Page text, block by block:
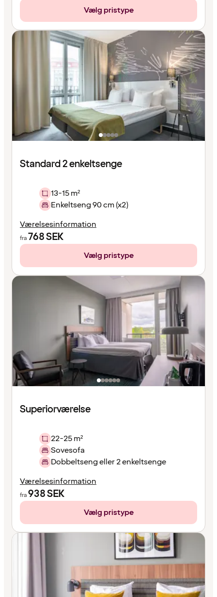
Vælg pristype
Standard 2 enkeltsenge
13-15 m²
Enkeltseng 90 cm (x2)
Værelsesinformation
fra768SEK
Vælg pristype
Superiorværelse
22-25 m²
Sovesofa
Dobbeltseng eller 2 enkeltsenge
Værelsesinformation
fra938SEK
Vælg pristype